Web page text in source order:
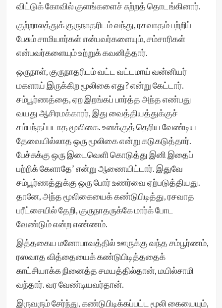
விட்டுக் கோவில் குளங்களைச் சுற்றத் தொடங்கினார்.
குற்றாலத்துக் குருநாதரிடம் வந்து, ரசவாதம் பற்றிப்
பேசும் சாமியார்கள் என்பவர்களையும், சம்சாரிகள்
என்பவர்களையும் உற்றுக் கவனித்தார்.
ஒருநாள், குருநாதரிடம் வட்ட வட்டமாய் வன்னியர்
மகளாய் இருக்கிற மூலிகை எது? என்று கேட்டார்.
சம்பூர்ணத்தை, ஏற இறங்கப் பார்த்த அந்த எண்பது
வயது ஆசிரமக்காரர், இது வைத்தியத்துக்குச்
சம்பந்தப்படாத மூலிகை. உனக்குத் தெரிய வேண்டிய
தேவையில்லாத ஒரு மூலிகை என்று கடுகடுத்தார்.
பேச்சுக்கு ஒரு இடைவெளி கொடுத்து இனி இதைப்
பற்றிக் கேளாதே’ என்று ஆணையிட்டார். இதுவே
சம்பூர்ணத்துக்கு ஒரு போர் உணர்வை ஏற்படுத்தியது.
தானே, அந்த மூலிகையைக் கண்டுபிடித்து, ரசவாத
பரீட்சையில் தேறி, குருநாதருக்கே மார்க் போட
வேண்டும் என்ற எண்ணம்.
இத்தகைய மனோபாவத்தில் ஊருக்கு வந்த சம்பூர்ணம்,
ரஸவாத வித்தையைக் கண்டுபிடித்ததைக்
காட்சியாக்க நினைத்த சமயத்தில்தான், மயில்சாமி
வந்தார். வர வேண்டியவர்தான்.
இருவரும் சேர்ந்து, கண்டுபிடிக்கப்பட்ட மூலி கையையும்,